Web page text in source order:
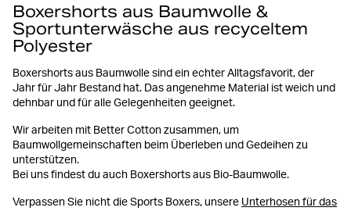
Boxershorts aus Baumwolle &
Sportunterwäsche aus recyceltem
Polyester
Boxershorts aus Baumwolle sind ein echter Alltagsfavorit, der
Jahr für Jahr Bestand hat. Das angenehme Material ist weich und
dehnbar und für alle Gelegenheiten geeignet.
Wir arbeiten mit Better Cotton zusammen, um
Baumwollgemeinschaften beim Überleben und Gedeihen zu
unterstützen.
Bei uns findest du auch Boxershorts aus Bio-Baumwolle.
Verpassen Sie nicht die Sports Boxers, unsere Unterhosen für das